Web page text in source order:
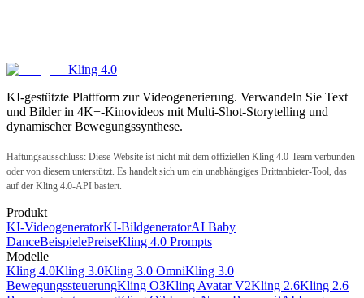
Kling 4.0
KI-gestützte Plattform zur Videogenerierung. Verwandeln Sie Text
und Bilder in 4K+-Kinovideos mit Multi-Shot-Storytelling und
dynamischer Bewegungssynthese.
Haftungsausschluss: Diese Website ist nicht mit dem offiziellen Kling 4.0-Team verbunden
oder von diesem unterstützt. Es handelt sich um ein unabhängiges Drittanbieter-Tool, das
auf der Kling 4.0-API basiert.
Produkt
KI-VideogeneratorKI-BildgeneratorAI Baby
DanceBeispielePreiseKling 4.0 Prompts
Modelle
Kling 4.0Kling 3.0Kling 3.0 OmniKling 3.0
BewegungssteuerungKling O3Kling Avatar V2Kling 2.6Kling 2.6